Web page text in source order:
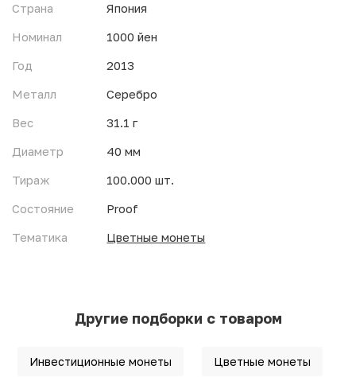
Страна
Япония
Номинал
1000 йен
Год
2013
Металл
Серебро
Вес
31.1 г
Диаметр
40 мм
Тираж
100.000 шт.
Состояние
Proof
Тематика
Цветные монеты
Другие подборки с товаром
Инвестиционные монеты Цветные монеты